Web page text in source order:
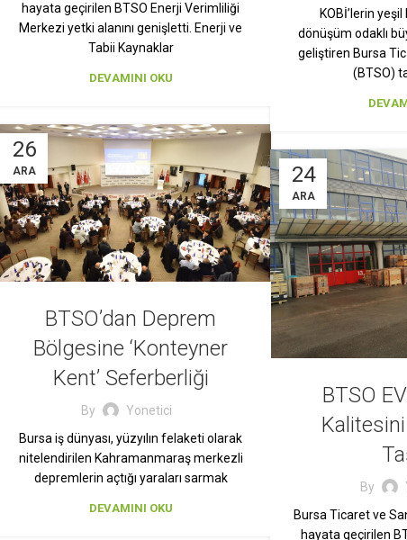
KOBİ’lerin
dönüşüm odaklı
geliştiren Bursa
(BTSO)
hayata geçirilen BTSO Enerji Verimliliği
Merkezi yetki alanını genişletti. Enerji ve
Tabii Kaynaklar
DEVAMINI OKU
26
ARA
BTSO’dan Deprem
Bölgesine ‘Konteyner
Kent’ Seferberliği
By
Yonetici
Bursa iş dünyası, yüzyılın felaketi olarak
nitelendirilen Kahramanmaraş merkezli
depremlerin açtığı yaraları sarmak
DEVAMINI OKU
24
ARA
BTSO
Kalitesini
By
Bursa Ticaret ve
hayata geçirilen